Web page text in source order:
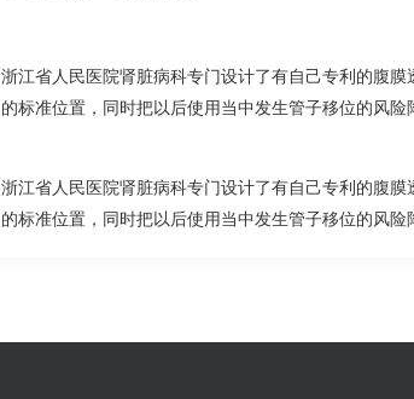
浙江省人民医院肾脏病科专门设计了有自己专利的腹
的标准位置，同时把以后使用当中发生管子移位的风险
浙江省人民医院肾脏病科专门设计了有自己专利的腹
的标准位置，同时把以后使用当中发生管子移位的风险